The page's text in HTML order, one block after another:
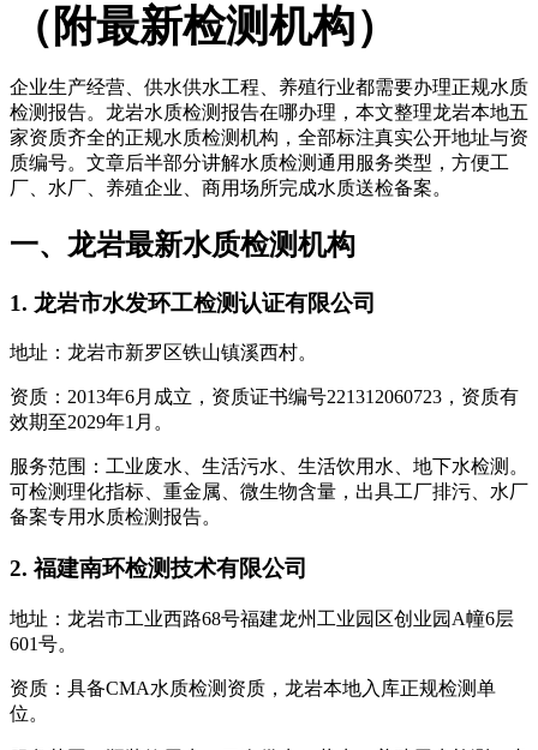
（附最新检测机构）
企业生产经营、供水供水工程、养殖行业都需要办理正规水质
检测报告。龙岩水质检测报告在哪办理，本文整理龙岩本地五
家资质齐全的正规水质检测机构，全部标注真实公开地址与资
质编号。文章后半部分讲解水质检测通用服务类型，方便工
厂、水厂、养殖企业、商用场所完成水质送检备案。
一、龙岩最新水质检测机构
1. 龙岩市水发环工检测认证有限公司
地址：龙岩市新罗区铁山镇溪西村。
资质：2013年6月成立，资质证书编号221312060723，资质有
效期至2029年1月。
服务范围：工业废水、生活污水、生活饮用水、地下水检测。
可检测理化指标、重金属、微生物含量，出具工厂排污、水厂
备案专用水质检测报告。
2. 福建南环检测技术有限公司
地址：龙岩市工业西路68号福建龙州工业园区创业园A幢6层
601号。
资质：具备CMA水质检测资质，龙岩本地入库正规检测单
位。